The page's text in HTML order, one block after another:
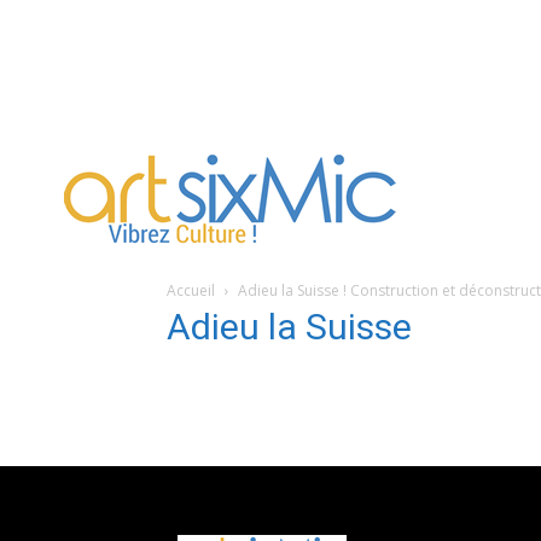
artsixMic
Accueil Adieu la Suisse ! Construction et
Adieu la Suisse